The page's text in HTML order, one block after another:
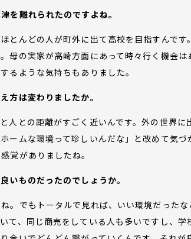
を離れられたのですよね。
とんどの人が町外に出て高校を目指すんで
母の実家が高崎方面にあって時々行く機会は
るような気持ちもありました。
方は変わりましたか。
人との距離がすごく近いんです。外の世界に
ームな環境って珍しいんだな」と改めて気
覚がありましたね。
いものだったのでしょうか。
。でもトータルで見れば、いい環境だった
て、同じ商売をしている人も多いですし、学